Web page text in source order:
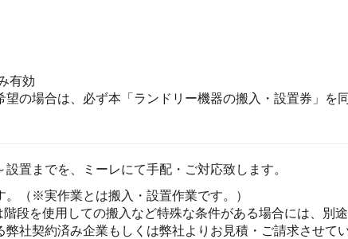
有効
の場合は、必ず本「ランドリー機器の搬入・設置券」
置までを、ミーレにて手配・ご対応致します。
（※実作業とは搬入・設置作業です。）
段を使用しての搬入など特殊な条件がある場合には、別
社契約済み企業もしくは弊社よりお見積・ご請求させて